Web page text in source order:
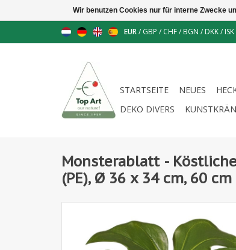
EUR/ GBP / CHF/ BGN / DKK/ ISK
STARTSEITE NEUES
DEKO DIVERS
Monsterablatt -
(PE), Ø 36 x 34 cm, 60 cm
Wir benutzen Cookies nur für interne Zwecke